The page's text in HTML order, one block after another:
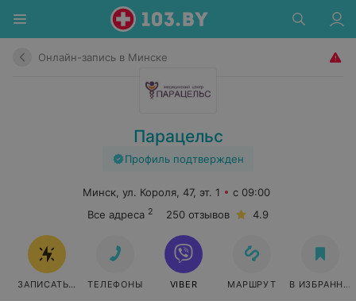
Онлайн-запись в Минске
Парацельс
Профиль подтвержден
Минск, ул. Короля, 47, эт. 1
с 09:00
Все адреса 2 250 отзывов 4.9
ЗАПИСАТЬСЯ ОНЛАЙН
ТЕЛЕФОНЫ VIBER МАРШРУТ В ИЗБРАННОЕ